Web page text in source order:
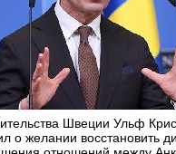
Швеции Ульф
о желании восстановить